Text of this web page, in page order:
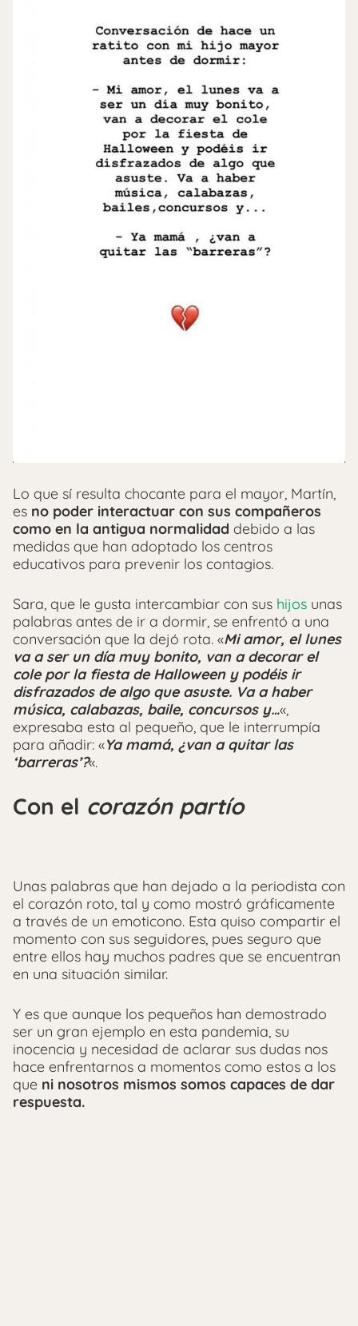
Lo que sí resulta chocante para el mayor, Martín,
es no poder interactuar con sus compañeros
como en la antigua normalidad debido a las
medidas que han adoptado los centros
educativos para prevenir los contagios.
Sara, que le gusta intercambiar con sus hijos unas
palabras antes de ir a dormir, se enfrentó a una
conversación que la dejó rota. «Mi amor, el lunes
va a ser un día muy bonito, van a decorar el
cole por la fiesta de Halloween y podéis ir
disfrazados de algo que asuste. Va a haber
música, calabazas, baile, concursos y…«,
expresaba esta al pequeño, que le interrumpía
para añadir: «Ya mamá, ¿van a quitar las
‘barreras’?«.
Con el corazón partío
Unas palabras que han dejado a la periodista con
el corazón roto, tal y como mostró gráficamente
a través de un emoticono. Esta quiso compartir el
momento con sus seguidores, pues seguro que
entre ellos hay muchos padres que se encuentran
en una situación similar.
Y es que aunque los pequeños han demostrado
ser un gran ejemplo en esta pandemia, su
inocencia y necesidad de aclarar sus dudas nos
hace enfrentarnos a momentos como estos a los
que ni nosotros mismos somos capaces de dar
respuesta.